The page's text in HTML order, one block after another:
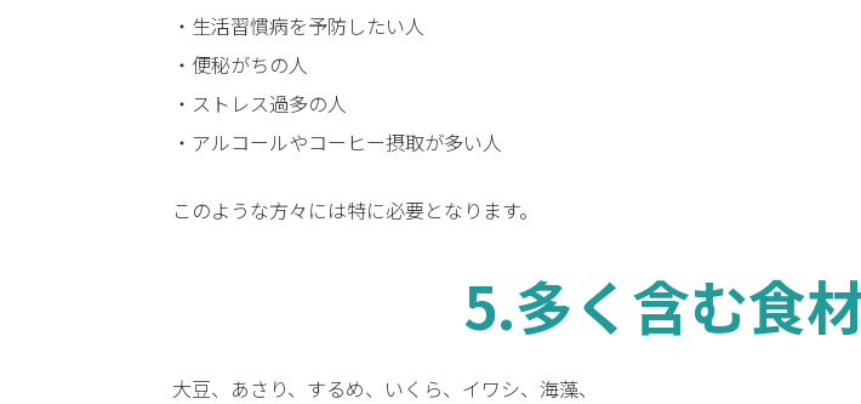
・生活習慣病を予防したい人
・便秘がちの人
・ストレス過多の人
・アルコールやコーヒー摂取が多い人
このような方々には特に必要となります。
5.多く含む食
大豆、あさり、するめ、いくら、イワシ、海藻、